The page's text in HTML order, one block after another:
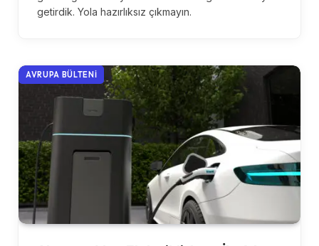
getirdik. Yola hazırlıksız çıkmayın.
AVRUPA BÜLTENI